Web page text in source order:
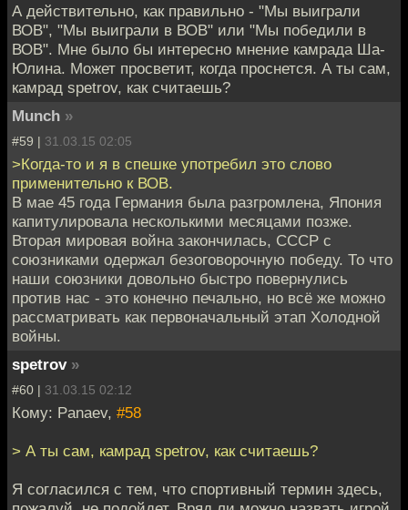
А действительно, как правильно - "Мы выиграли
ВОВ", "Мы выиграли в ВОВ" или "Мы победили в
ВОВ". Мне было бы интересно мнение камрада Ша-
Юлина. Может просветит, когда проснется. А ты сам,
камрад spetrov, как считаешь?
Munch »
#59 | 31.03.15 02:05
>Когда-то и я в спешке употребил это слово
применительно к ВОВ.
В мае 45 года Германия была разгромлена, Япония
капитулировала несколькими месяцами позже.
Вторая мировая война закончилась, СССР с
союзниками одержал безоговорочную победу. То что
наши союзники довольно быстро повернулись
против нас - это конечно печально, но всё же можно
рассматривать как первоначальный этап Холодной
войны.
spetrov »
#60 | 31.03.15 02:12
Кому: Panaev, #58
> А ты сам, камрад spetrov, как считаешь?
Я согласился с тем, что спортивный термин здесь,